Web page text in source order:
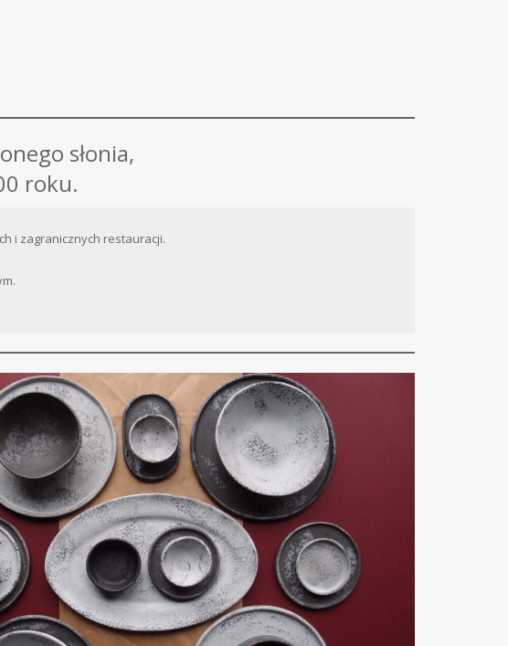
słonia,
roku.
i zagranicznych restauracji.